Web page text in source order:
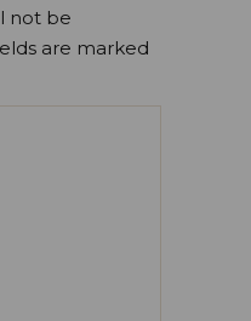
not be
are marked